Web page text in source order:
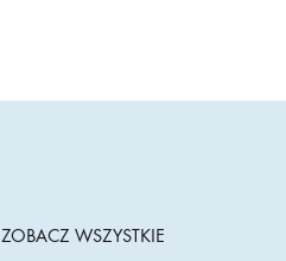
ZOBACZ WSZYSTKIE